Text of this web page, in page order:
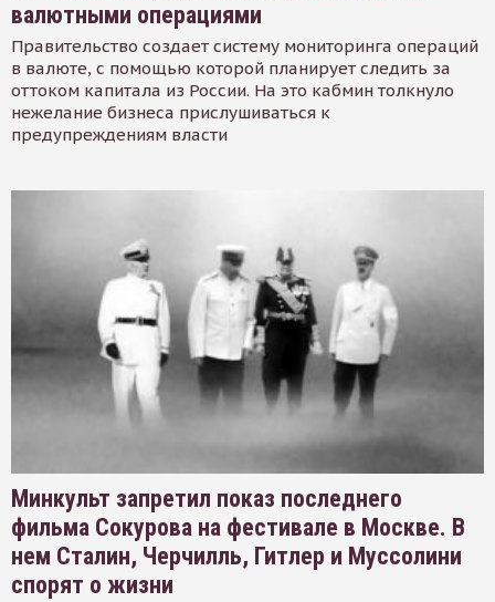
валютными операциями
Правительство создает систему мониторинга операций
в валюте, с помощью которой планирует следить за
оттоком капитала из России. На это кабмин толкнуло
нежелание бизнеса прислушиваться к
предупреждениям власти
Минкульт запретил показ последнего
фильма Сокурова на фестивале в Москве. В
нем Сталин, Черчилль, Гитлер и Муссолини
спорят о жизни